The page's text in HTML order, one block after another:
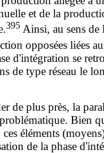
et de la
395 Ainsi, au sens de
opposées liées
d'intégration se
de type réseau le
de plus près, la
Bien
éléments
de la phase